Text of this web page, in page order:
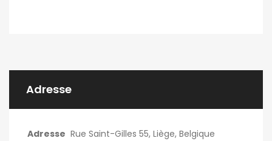
logements dans
Adresse
Adresse Rue Saint-Gilles 55, Liège, Belgique